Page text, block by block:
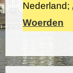
Nederland;
Woerden